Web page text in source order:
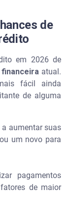
de
em 2026 de
atual.
fácil ainda
de alguma
aumentar suas
um novo para
pagamentos
de maior